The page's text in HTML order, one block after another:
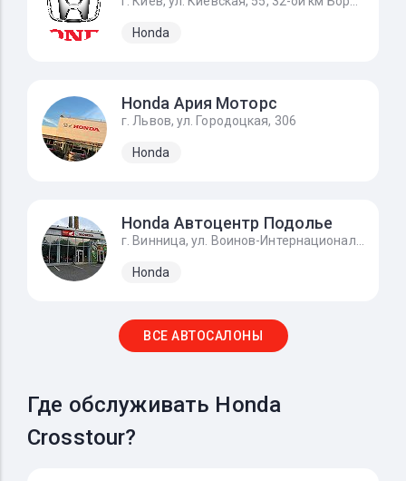
Honda
Honda Ария Моторс
г. Львов, ул. Городоцкая, 306
Honda
Honda Автоцентр Подолье
Honda
ВСЕ АВТОСАЛОНЫ
Где обслуживать Honda
Crosstour?